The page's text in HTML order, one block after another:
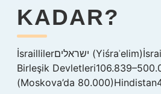
KADAR?
İsraillilerישראלים (Yiśraʾelim)İsrail8,3 milyonAmerika
Birleşik
(Moskova’da